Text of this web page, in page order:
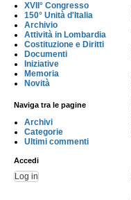
XVII° Congresso
150° Unità d'Italia
Archivio
Attività in Lombardia
Costituzione e Diritti
Documenti
Iniziative
Memoria
Novità
Naviga tra le pagine
Archivi
Categorie
Ultimi commenti
Accedi
Log in